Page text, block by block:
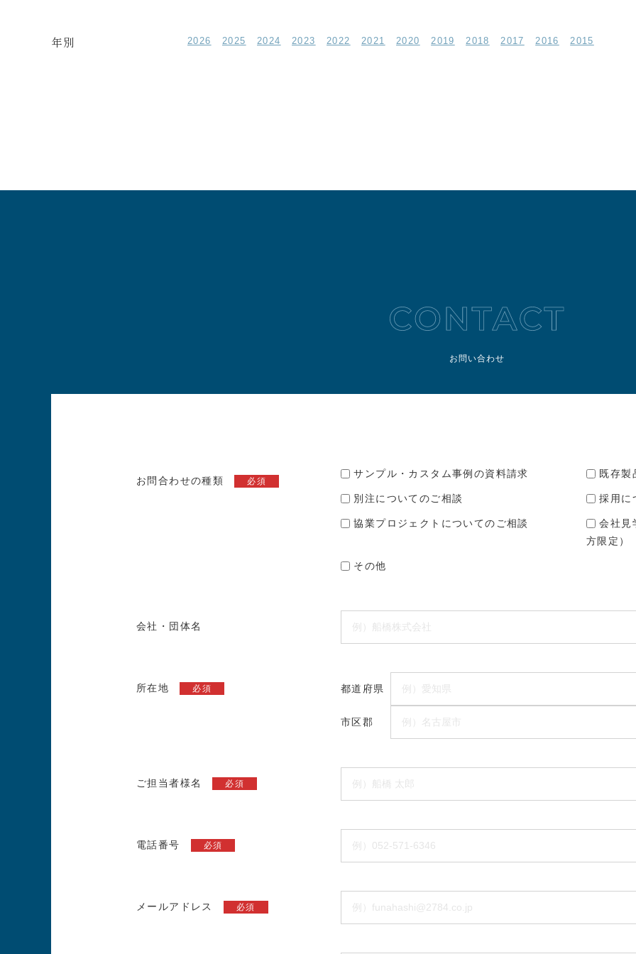
年別 2026 2025 2024 2023 2022 2021 2020 2019 2018 2017 2016 2015
お問い合わせ
お問合わせの種類 必須
サンプル・カスタム事例の資料請求 既存製
別注についてのご相談 採用に
協業プロジェクトについてのご相談
会社見
方限定）
その他
会社・団体名
所在地 必須 都道府県
市区郡
ご担当者様名 必須
電話番号 必須
メールアドレス 必須